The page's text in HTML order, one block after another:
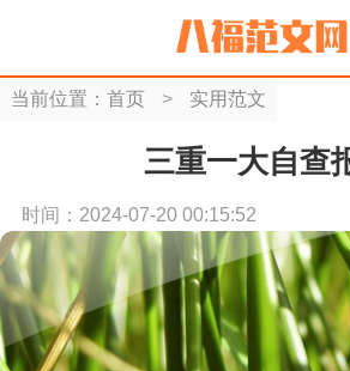
当前位置： 首页 > 实用范文
三重一大自查
时间：2024-07-20 00:15:52